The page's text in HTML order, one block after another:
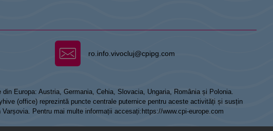
ro.info.vivocluj@cpipg.com
Europa: Austria, Germania, Cehia, Slovacia, Ungaria, România și Polonia.
(office) reprezintă puncte centrale puternice pentru aceste activități și susțin
Pentru mai multe informații accesați: https://www.cpi-europe.com